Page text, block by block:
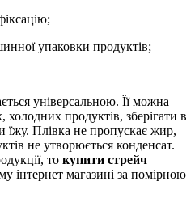
упаковки продуктів;
універсальною. Її можна
холодних продуктів, зберігати в
їжу. Плівка не пропускає жир,
не утворюється конденсат.
то купити стрейч
інтернет магазині за помірною